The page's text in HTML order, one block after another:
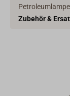
Zubehör &